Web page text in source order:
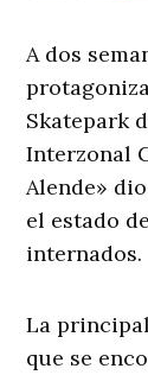
A dos
Skatepark
Interzonal
Alende»
el estado
internados.
La
que se